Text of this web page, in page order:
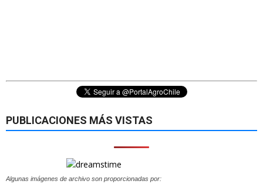
PUBLICACIONES MÁS VISTAS
Algunas imágenes de archivo son proporcionadas por: